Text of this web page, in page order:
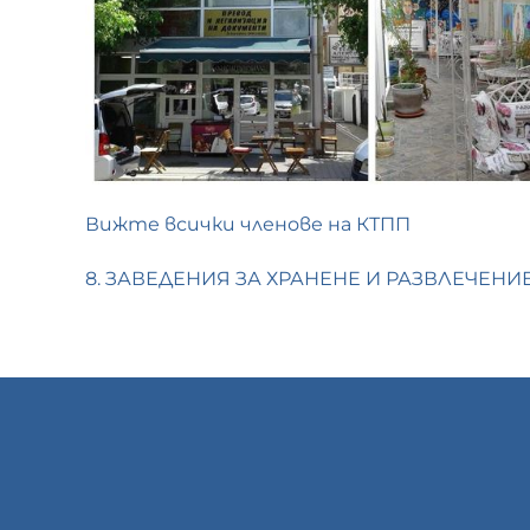
Вижте всички членове на КТПП
8. ЗАВЕДЕНИЯ ЗА ХРАНЕНЕ И